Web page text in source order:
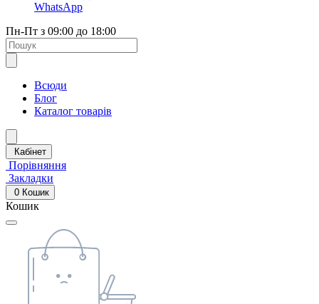
WhatsApp
Пн-Пт з 09:00 до 18:00
Всюди
Блог
Каталог товарів
Кабінет
Порівняння
Закладки
0 Кошик
Кошик